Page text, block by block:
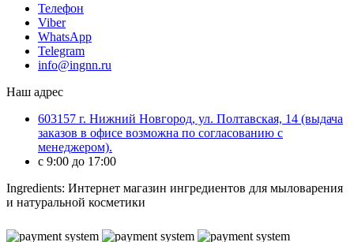
Телефон
Viber
WhatsApp
Telegram
info@ingnn.ru
Наш адрес
603157 г. Нижний Новгород, ул. Полтавская, 14 (выдача
заказов в офисе возможна по согласованию с
менеджером).
c 9:00 до 17:00
Ingredients: Интернет магазин ингредиентов для мыловарения
и натуральной косметики